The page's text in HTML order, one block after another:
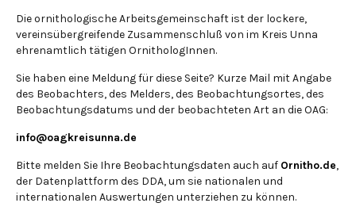
Die ornithologische Arbeitsgemeinschaft ist der lockere,
vereinsübergreifende Zusammenschluß von im Kreis Unna
ehrenamtlich tätigen OrnithologInnen.
Sie haben eine Meldung für diese Seite? Kurze Mail mit Angabe
des Beobachters, des Melders, des Beobachtungsortes, des
Beobachtungsdatums und der beobachteten Art an die OAG:
info@oagkreisunna.de
Bitte melden Sie Ihre Beobachtungsdaten auch auf Ornitho.de,
der Datenplattform des DDA, um sie nationalen und
internationalen Auswertungen unterziehen zu können.